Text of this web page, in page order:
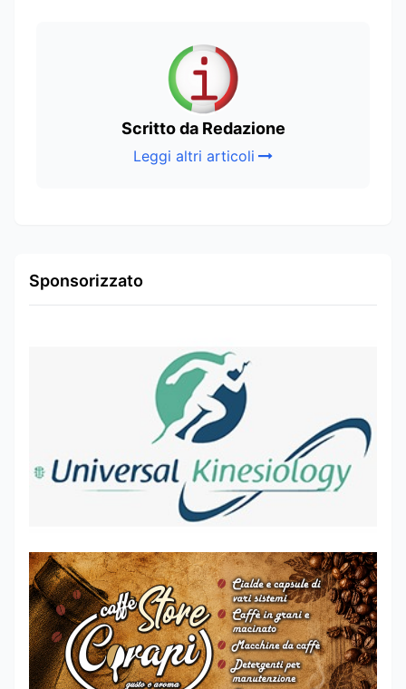
Scritto da Redazione
Leggi altri articoli
Sponsorizzato